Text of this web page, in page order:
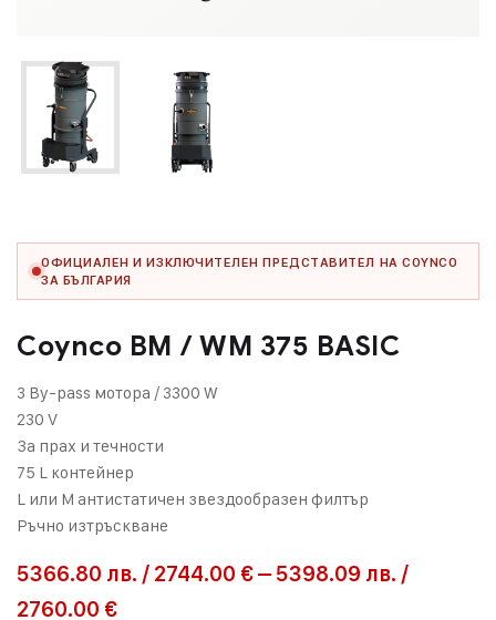
ОФИЦИАЛЕН И ИЗКЛЮЧИТЕЛЕН ПРЕДСТАВИТЕЛ НА COYNCO
ЗА БЪЛГАРИЯ
Coynco BM / WM 375 BASIC
3 By-pass мотора / 3300 W
230 V
За прах и течности
75 L контейнер
L или M антистатичен звездообразен филтър
Ръчно изтръскване
5366.80 лв. / 2744.00 €– 5398.09 лв. /
2760.00 €